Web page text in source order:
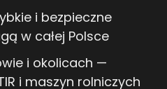
i bezpieczne
w całej Polsce
i okolicach —
i maszyn rolniczych